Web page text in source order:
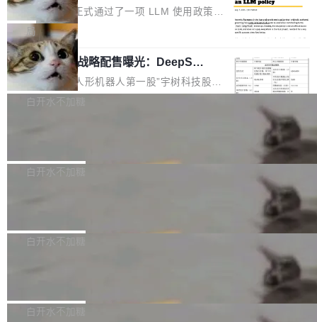
等内容展开系统讲解和实战交流，帮助企业进一
步了解开源鸿蒙在智能...
据：2025 年全年 10 亿次 commit。现在，每周
2.75 亿次，全年预计 140 亿次。GitHub...
上，Prime Agent + Opus 5 的组合达到了 95.
5% RHAE Best@1，超过了 ARC 报告的人类专
家基线 95.4%。 不是又一个 coding agent 包装
器 Prime Agent 的架构和市面上大多数 coding
agent 有本质区别。大多数 agent harness 的设
计是基于早期模型的能力—...
止，但你要承认哪些代码不是你写的
Rust 语言项目正式通过了一项 LLM 使用政策，
覆盖 rust-lang/rust 单一仓库的代码贡献。这不
是项目级别的官方立场，目前由五个团队采纳，
但它可能是主流开源项目中关于 AI 辅助贡献最
细致的一份规则。 政策的核心只有一句话：LLM
可以用来分析、提炼、审阅、建议，但不能用来
不得生成涉及安全性的关键变更，除非作者本身
局
宇树科技 IPO 战略配售曝光：DeepSe
ek 获配 93.3 万股，锁定 36 个月
8月6日晚间，“人形机器人第一股”宇树科技股份
有限公司披露IPO发行价格及战略配售结果，杭
36个月。 公告显示，本次宇树科技战略配售对
员工参与设立的专项资产管理计划。其中，Dee
获配9...
白开水不加糖
Bug fixes and enhancements 修复多次传递同
一个回归问题，该问题导致拉取镜像时会拒绝包
题，该问题可能导致在旧版 Linux 内核...
白开水不加糖
e 孵化器项目管理委员会（IPMC）投票中获得
P）！这一里程碑不仅标志着 Fluss 迈入新的发
白开水不加糖
长期停止内容更新，未能实现其作为“AI版维基百
白开水不加糖